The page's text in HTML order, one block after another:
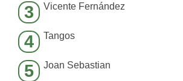
3 Vicente Fernández
4 Tangos
5 Joan Sebastian